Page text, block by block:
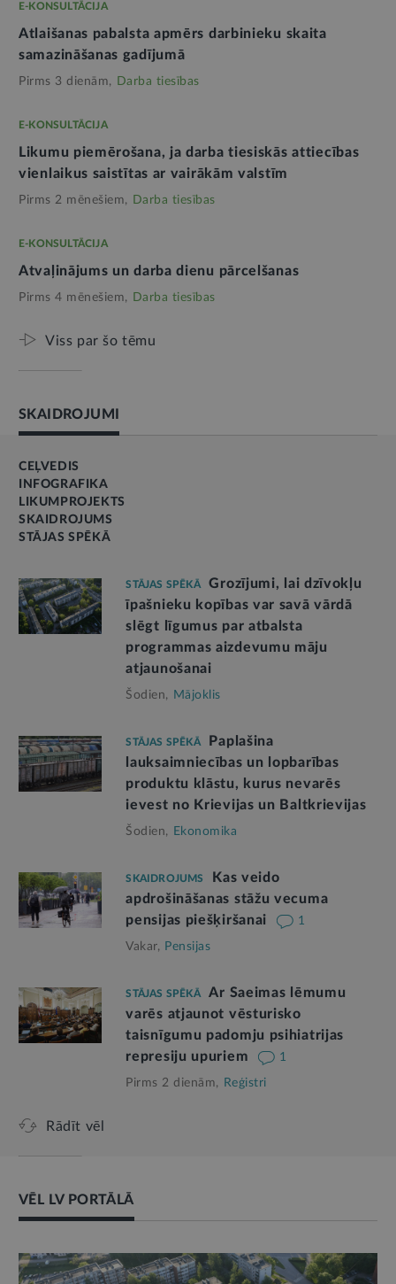
E-KONSULTĀCIJA
Atlaišanas pabalsta apmērs darbinieku skaita
samazināšanas gadījumā
Pirms 3 dienām, Darba tiesības
E-KONSULTĀCIJA
Likumu piemērošana, ja darba tiesiskās attiecības
vienlaikus saistītas ar vairākām valstīm
Pirms 2 mēnešiem, Darba tiesības
E-KONSULTĀCIJA
Atvaļinājums un darba dienu pārcelšanas
Pirms 4 mēnešiem, Darba tiesības
Viss par šo tēmu
SKAIDROJUMI
CEĻVEDIS
INFOGRAFIKA
LIKUMPROJEKTS
SKAIDROJUMS
STĀJAS SPĒKĀ
STĀJAS SPĒKĀ
Grozījumi, lai dzīvokļu
īpašnieku kopības var savā vārdā
slēgt līgumus par atbalsta
programmas aizdevumu māju
atjaunošanai
Šodien, Mājoklis
STĀJAS SPĒKĀ
Paplašina
lauksaimniecības un lopbarības
produktu klāstu, kurus nevarēs
ievest no Krievijas un Baltkrievijas
Šodien, Ekonomika
SKAIDROJUMS
Kas veido
apdrošināšanas stāžu vecuma
pensijas piešķiršanai
1
Vakar, Pensijas
STĀJAS SPĒKĀ
Ar Saeimas lēmumu
varēs atjaunot vēsturisko
taisnīgumu padomju psihiatrijas
represiju upuriem
1
Pirms 2 dienām, Reģistri
Rādīt vēl
VĒL LV PORTĀLĀ